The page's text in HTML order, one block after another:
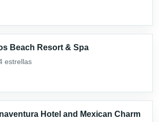
Beach Resort & Spa
estrellas
Hotel and Mexican Charm